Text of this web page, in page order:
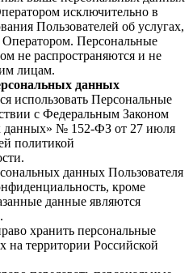
исключительно в
Пользователей об услугах,
Оператором. Персональные
не распространяются и не
лицам.
данных
использовать Персональные
с Федеральным Законом
данных» № 152-ФЗ от 27 июля
политикой
данных Пользователя
кроме
данные являются
хранить персональные
на территории Российской